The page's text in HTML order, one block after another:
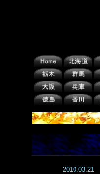
2010.03.21